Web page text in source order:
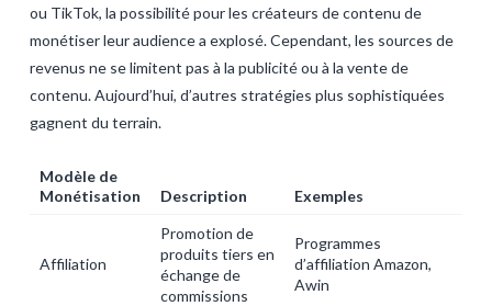
ou TikTok, la possibilité pour les créateurs de contenu de
monétiser leur audience a explosé. Cependant, les sources de
revenus ne se limitent pas à la publicité ou à la vente de
contenu. Aujourd’hui, d’autres stratégies plus sophistiquées
gagnent du terrain.
Modèle de
Monétisation
Description Exemples
Affiliation
Promotion de
produits tiers en
échange de
commissions
Programmes
d’affiliation Amazon,
Awin